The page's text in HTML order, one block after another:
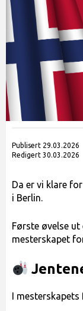
Publisert 29.03.2026
Redigert 30.03.2026
Da er vi klare
i Berlin.
Første øvelse
mesterskapet
I mesterskapets